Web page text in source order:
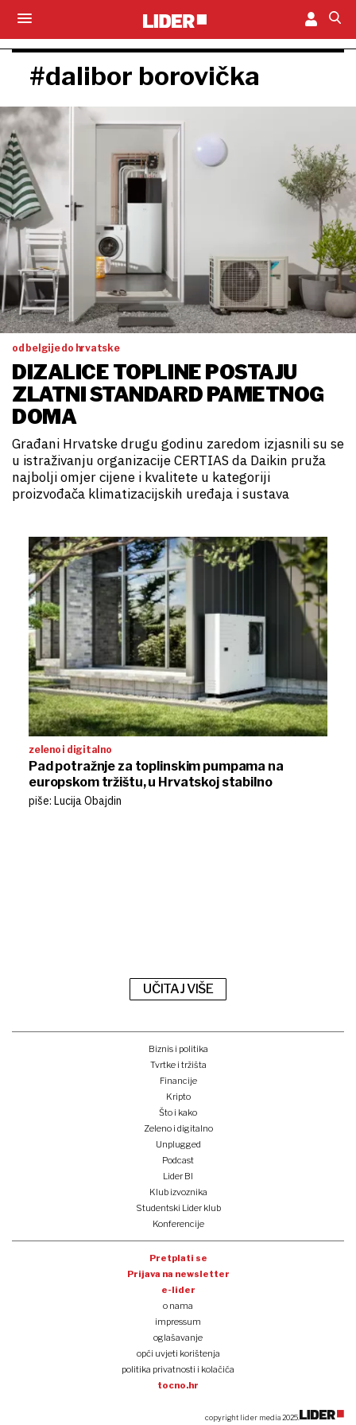
#dalibor borovička
od belgije do hrvatske
DIZALICE TOPLINE POSTAJU
ZLATNI STANDARD PAMETNOG
DOMA
Građani Hrvatske drugu godinu zaredom izjasnili su se
u istraživanju organizacije CERTIAS da Daikin pruža
najbolji omjer cijene i kvalitete u kategoriji
proizvođača klimatizacijskih uređaja i sustava
zeleno i digitalno
Pad potražnje za toplinskim pumpama na
europskom tržištu, u Hrvatskoj stabilno
piše: Lucija Obajdin
UČITAJ VIŠE
Biznis i politika
Tvrtke i tržišta
Financije
Kripto
Što i kako
Zeleno i digitalno
Unplugged
Podcast
Lider BI
Klub izvoznika
Studentski Lider klub
Konferencije
Pretplati se
Prijava na newsletter
e-lider
o nama
impressum
oglašavanje
opći uvjeti korištenja
politika privatnosti i kolačića
tocno.hr
copyright lider media 2025.